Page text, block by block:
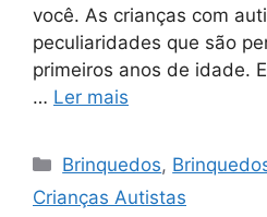
você. As crianças com
peculiaridades que são
primeiros anos de idade.
… Ler mais
Categorias
Brinquedos,
Crianças Autistas